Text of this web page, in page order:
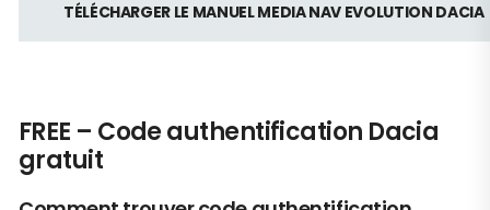
TÉLÉCHARGER LE MANUEL MEDIA NAV EVOLUTION DACIA
FREE – Code authentification Dacia
gratuit